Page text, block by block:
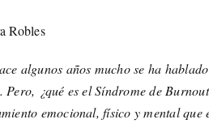
Robles
algunos años mucho se ha
Pero, ¿qué es el Síndrome de
emocional, físico y mental